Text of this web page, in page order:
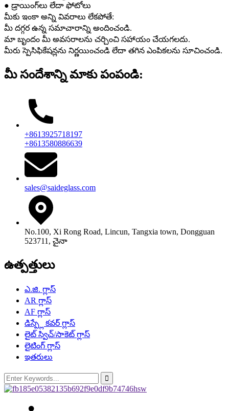
● డ్రాయింగ్‌లు లేదా ఫోటోలు
మీకు ఇంకా అన్ని వివరాలు లేకపోతే:
మీ దగ్గర ఉన్న సమాచారాన్ని అందించండి.
మా బృందం మీ అవసరాలను చర్చించి సహాయం చేయగలదు.
మీరు స్పెసిఫికేషన్లను నిర్ణయించండి లేదా తగిన ఎంపికలను సూచించండి.
మీ సందేశాన్ని మాకు పంపండి:
+8613925718197
+8613580886639
sales@saideglass.com
No.100, Xi Rong Road, Lincun, Tangxia town, Dongguan
523711, చైనా
ఉత్పత్తులు
ఎ.జి. గ్లాస్
AR గ్లాస్
AF గ్లాస్
డిస్ప్లే కవర్ గ్లాస్
లైట్ స్విచ్/సాకెట్ గ్లాస్
లైటింగ్ గ్లాస్
ఇతరులు